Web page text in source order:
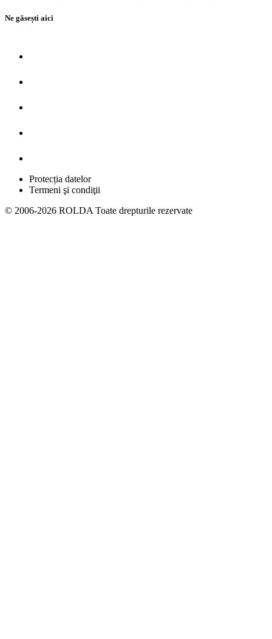
Ne găsești aici
Protecția datelor
Termeni şi condiţii
© 2006-2026 ROLDA Toate drepturile rezervate